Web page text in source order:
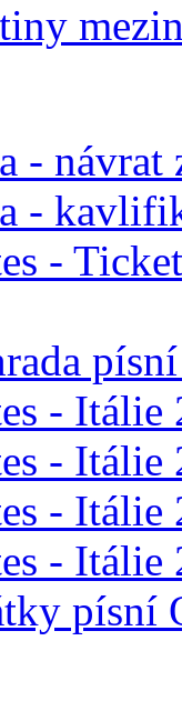
- návrat
-
-
- Itálie
- Itálie
-
-
písní